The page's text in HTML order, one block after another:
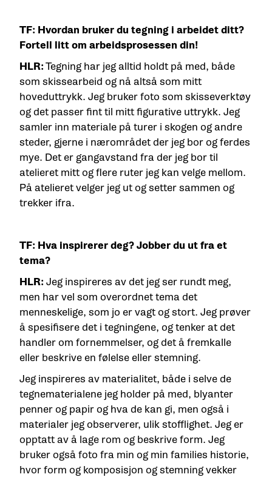
TF: Hvordan bruker du tegning i arbeidet ditt?
Fortell litt om arbeidsprosessen din!
HLR:Tegning har jeg alltid holdt på med, både
som skissearbeid og nå altså som mitt
hoveduttrykk. Jeg bruker foto som skisseverktøy
og det passer fint til mitt figurative uttrykk. Jeg
samler inn materiale på turer i skogen og andre
steder, gjerne i nærområdet der jeg bor og ferdes
mye. Det er gangavstand fra der jeg bor til
atelieret mitt og flere ruter jeg kan velge mellom.
På atelieret velger jeg ut og setter sammen og
trekker ifra.
TF: Hva inspirerer deg? Jobber du ut fra et
tema?
HLR:Jeg inspireres av det jeg ser rundt meg,
men har vel som overordnet tema det
menneskelige, som jo er vagt og stort. Jeg prøver
å spesifisere det i tegningene, og tenker at det
handler om fornemmelser, og det å fremkalle
eller beskrive en følelse eller stemning.
Jeg inspireres av materialitet, både i selve de
tegnematerialene jeg holder på med, blyanter
penner og papir og hva de kan gi, men også i
materialer jeg observerer, ulik stofflighet. Jeg er
opptatt av å lage rom og beskrive form. Jeg
bruker også foto fra min og min families historie,
hvor form og komposisjon og stemning vekker